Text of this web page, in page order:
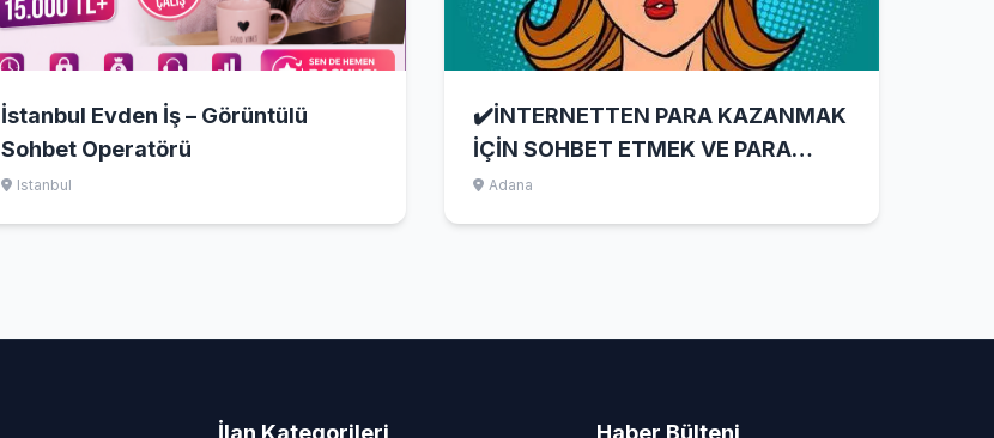
İstanbul Evden İş – Görüntülü
Sohbet Operatörü
Istanbul
✔️İNTERNETTEN PARA KAZANMAK
İÇİN SOHBET ETMEK VE PARA
KAZANDIRAN UYGULAMALAR
Adana
İlan Kategorileri Haber Bülteni